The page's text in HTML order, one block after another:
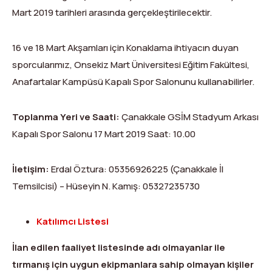
Federasyon Logosu
Yüksek Dağ Koşusu
Tırmanış Raporları
Mevzuat
Harç ve Katılım Payları
Yayınlar
Arşivler
DYS Şifre Başvuru Formu (Sadece Kulüp Yetkilileri)
Mart 2019 tarihleri arasında gerçekleştirilecektir.
16 ve 18 Mart Akşamları için Konaklama ihtiyacın duyan
sporcularımız, Onsekiz Mart Üniversitesi Eğitim Fakültesi,
Anafartalar Kampüsü Kapalı Spor Salonunu kullanabilirler.
Toplanma Yeri ve Saati: Çanakkale GSİM Stadyum Arkası
Kapalı Spor Salonu 17 Mart 2019 Saat: 10.00
İletişim: Erdal Öztura: 05356926225 (Çanakkale İl
Temsilcisi) – Hüseyin N. Kamış: 05327235730
Katılımcı Listesi
İlan edilen faaliyet listesinde adı olmayanlar ile
tırmanış için uygun ekipmanlara sahip olmayan kişiler